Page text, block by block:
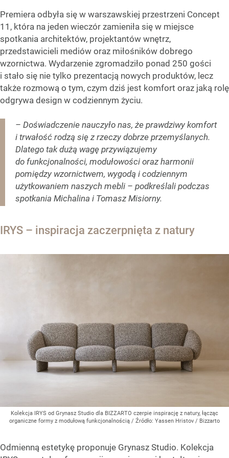
Premiera odbyła się w warszawskiej przestrzeni Concept
11, która na jeden wieczór zamieniła się w miejsce
spotkania architektów, projektantów wnętrz,
przedstawicieli mediów oraz miłośników dobrego
wzornictwa. Wydarzenie zgromadziło ponad 250 gości
i stało się nie tylko prezentacją nowych produktów, lecz
także rozmową o tym, czym dziś jest komfort oraz jaką rolę
odgrywa design w codziennym życiu.
– Doświadczenie nauczyło nas, że prawdziwy komfort
i trwałość rodzą się z rzeczy dobrze przemyślanych.
Dlatego tak dużą wagę przywiązujemy
do funkcjonalności, modułowości oraz harmonii
pomiędzy wzornictwem, wygodą i codziennym
użytkowaniem naszych mebli – podkreślali podczas
spotkania Michalina i Tomasz Misiorny.
IRYS – inspiracja zaczerpnięta z natury
Kolekcja IRYS od Grynasz Studio dla BIZZARTO czerpie inspirację z natury, łącząc
organiczne formy z modułową funkcjonalnością / Źródło: Yassen Hristov / Bizzarto
Odmienną estetykę proponuje Grynasz Studio. Kolekcja